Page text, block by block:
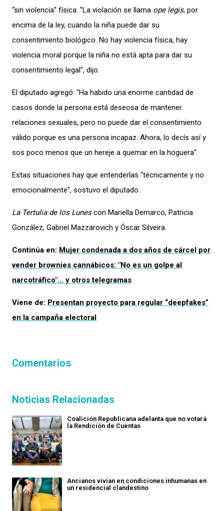
“sin violencia” física. "La violación se llama ope legis, por
encima de la ley, cuando la niña puede dar su
consentimiento biológico. No hay violencia física, hay
violencia moral porque la niña no está apta para dar su
consentimiento legal", dijo.
El diputado agregó: "Ha habido una enorme cantidad de
casos donde la persona está deseosa de mantener
relaciones sexuales, pero no puede dar el consentimiento
válido porque es una persona incapaz. Ahora, lo decís así y
sos poco menos que un hereje a quemar en la hoguera".
Estas situaciones hay que entenderlas "técnicamente y no
emocionalmente", sostuvo el diputado.
La Tertulia de los Lunescon Mariella Demarco, Patricia
González, Gabriel Mazzarovich y Óscar Silveira.
Continúa en: Mujer condenada a dos años de cárcel por
vender brownies cannábicos: "No es un golpe al
narcotráfico"… y otros telegramas
Viene de: Presentan proyecto para regular “deepfakes”
en la campaña electoral
Comentarios
Noticias Relacionadas
Coalición Republicana adelanta que no votará
la Rendición de Cuentas
Ancianos vivían en condiciones inhumanas en
un residencial clandestino